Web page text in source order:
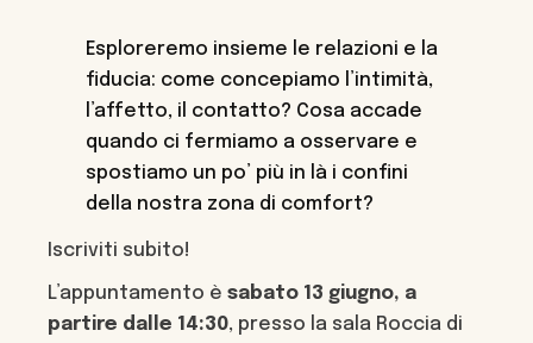
Esploreremo insieme le relazioni e la
fiducia: come concepiamo l’intimità,
l’affetto, il contatto? Cosa accade
quando ci fermiamo a osservare e
spostiamo un po’ più in là i confini
della nostra zona di comfort?
Iscriviti subito!
L’appuntamento èsabato 13 giugno, a
partire dalle 14:30, presso la sala Roccia di